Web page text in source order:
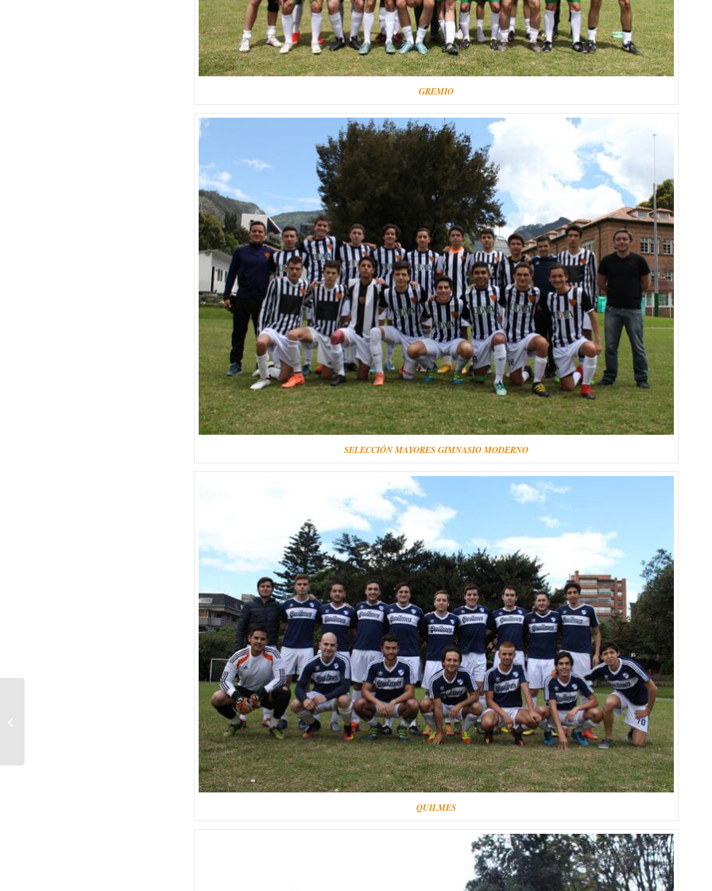
GREMIO
SELECCIÓN MAYORES GIMNASIO MODERNO
QUILMES